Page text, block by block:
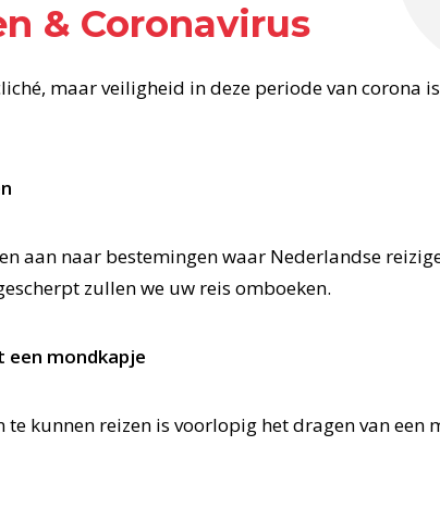
& Coronavirus
maar veiligheid in deze periode van corona
aan naar bestemingen waar Nederlandse
zullen we uw reis omboeken.
een mondkapje
kunnen reizen is voorlopig het dragen van een